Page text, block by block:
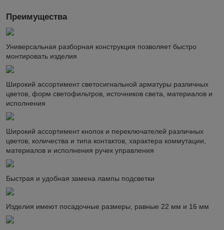
Преимущества
Универсальная разборная конструкция позволяет быстро
монтировать изделия
Широкий ассортимент светосигнальной арматуры различных
цветов, форм светофильтров, источников света, материалов и
исполнения
Широкий ассортимент кнопок и переключателей различных
цветов, количества и типа контактов, характера коммутации,
материалов и исполнения ручек управления
Быстрая и удобная замена лампы подсветки
Изделия имеют посадочные размеры, равные 22 мм и 16 мм